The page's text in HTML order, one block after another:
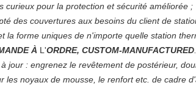
curieux pour la protection et sécurité améliorée ;
des couvertures aux besoins du client de
la forme uniques de n'importe quelle station
À L'ORDRE, CUSTOM-MANUFACTURED
jour : engrenez le revêtement de postérieur,
les noyaux de mousse, le renfort etc. de cadre